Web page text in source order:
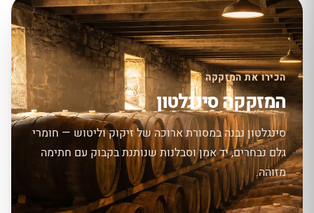
הכירו את המזקקה
המזקקה סינגלטון
סינגלטון נבנה במסורת ארוכה של זיקוק וליטוש — חומרי
גלם נבחרים, יד אמן וסבלנות שנותנת בקבוק עם חתימה
מזוהה.